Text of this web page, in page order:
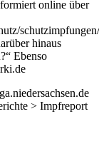
online über
schutzimpfungen/
hinaus
Ebenso
> Impfreport